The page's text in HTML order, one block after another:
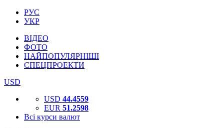
РУС
УКР
ВІДЕО
ФОТО
НАЙПОПУЛЯРНІШІ
СПЕЦПРОЕКТИ
USD
USD 44.4559
EUR 51.2598
Всі курси валют